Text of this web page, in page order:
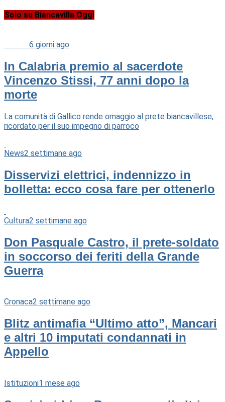
Solo su Biancavilla Oggi
6 giorni ago
In Calabria premio al sacerdote
Vincenzo Stissi, 77 anni dopo la
morte
La comunità di Gallico rende omaggio al prete biancavillese,
ricordato per il suo impegno di parroco
News2 settimane ago
Disservizi elettrici, indennizzo in
bolletta: ecco cosa fare per ottenerlo
Cultura2 settimane ago
Don Pasquale Castro, il prete-soldato
in soccorso dei feriti della Grande
Guerra
Cronaca2 settimane ago
Blitz antimafia “Ultimo atto”, Mancari
e altri 10 imputati condannati in
Appello
Istituzioni1 mese ago